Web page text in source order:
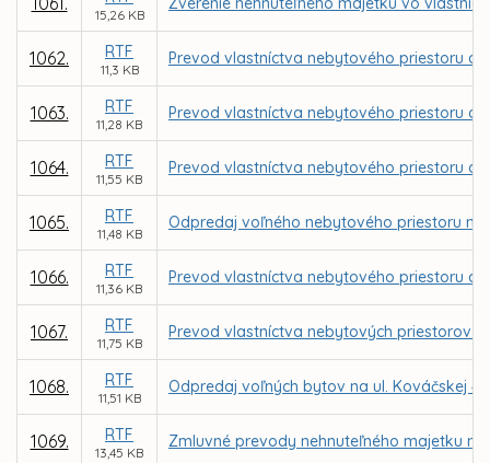
15,26 KB
1062. RTF
11,3 KB
Prevod vlastníctva nebytového priestoru a
1063. RTF
11,28 KB
Prevod vlastníctva nebytového priestoru a
1064. RTF
11,55 KB
Prevod vlastníctva nebytového priestoru a
1065. RTF
11,48 KB
Odpredaj voľného nebytového priestoru na
1066. RTF
11,36 KB
Prevod vlastníctva nebytového priestoru a
1067. RTF
11,75 KB
Prevod vlastníctva nebytových priestorov
1068. RTF
11,51 KB
Odpredaj voľných bytov na ul. Kováčskej
1069. RTF
13,45 KB
Zmluvné prevody nehnuteľného majetku